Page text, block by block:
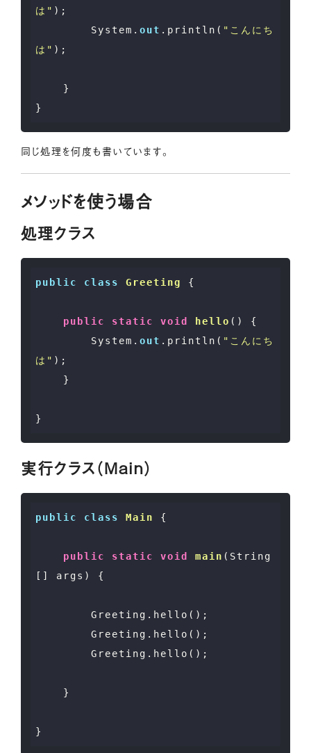
は" );
        System.
out .println( "こんにち
は" );
同じ処理を何度も書いています。
メソッドを使う場合
処理クラス
public class Greeting {
public static void hello ( )
{
        System.
out .println( "こんにち
は" );
実行クラス（Main）
public class Main {
public static void main (String
[] args)
{